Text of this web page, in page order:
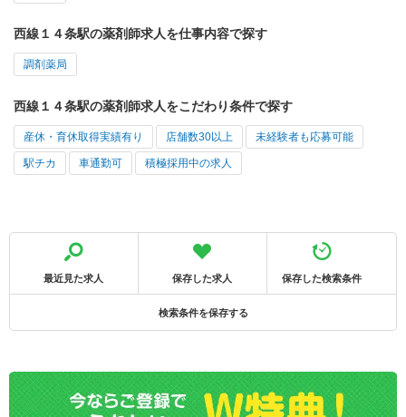
西線１４条駅の薬剤師求人を仕事内容で探す
調剤薬局
西線１４条駅の薬剤師求人をこだわり条件で探す
産休・育休取得実績有り 店舗数30以上 未経験者も応募可能
駅チカ 車通勤可 積極採用中の求人
最近見た求人 保存した求人 保存した検索条件
検索条件を保存する